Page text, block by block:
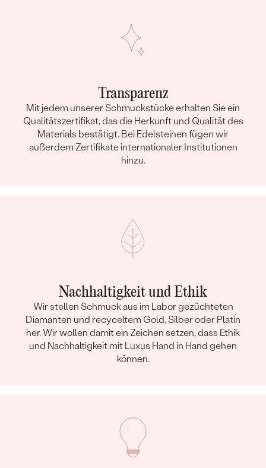
Transparenz
Mit jedem unserer Schmuckstücke erhalten Sie ein
Qualitätszertifikat, das die Herkunft und Qualität des
Materials bestätigt. Bei Edelsteinen fügen wir
außerdem Zertifikate internationaler Institutionen
hinzu.
Nachhaltigkeit und Ethik
Wir stellen Schmuck aus im Labor gezüchteten
Diamanten und recyceltem Gold, Silber oder Platin
her. Wir wollen damit ein Zeichen setzen, dass Ethik
und Nachhaltigkeit mit Luxus Hand in Hand gehen
können.